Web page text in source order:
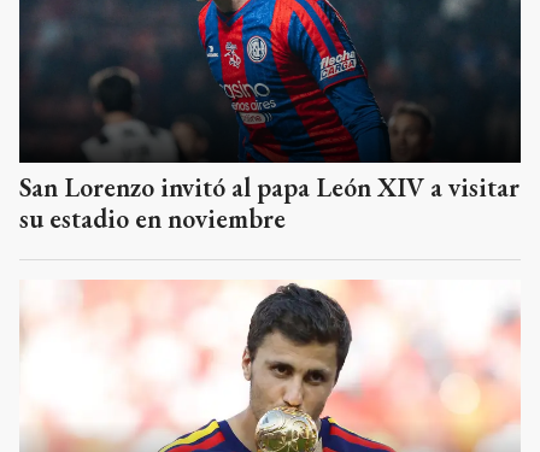
San Lorenzo invitó al papa León XIV a visitar
su estadio en noviembre